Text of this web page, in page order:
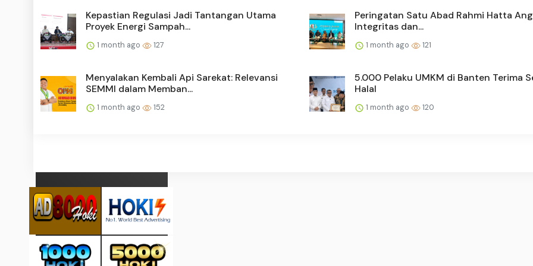
Kepastian Regulasi Jadi Tantangan Utama
Proyek Energi Sampah...
1 month ago 127
Peringatan Satu Abad Rahmi Hatta
Integritas dan...
1 month ago 121
Menyalakan Kembali Api Sarekat: Relevansi
SEMMI dalam Memban...
1 month ago 152
5.000 Pelaku UMKM di Banten Terima
Halal
1 month ago 120